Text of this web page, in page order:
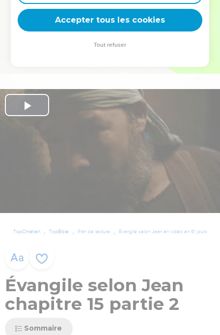
deviennent vos tremplins. Que vous guidiez un ministère, une
équipe, un groupe ou une famille, leur expérience est faite
TopChrétien TopBible Plan de lecture Évangile selon Jean en vidéo en 61 jours
Évangile selon Jean
chapitre 15 partie 2
Sommaire
Play
Video
Accepter tous les cookies
Tout refuser